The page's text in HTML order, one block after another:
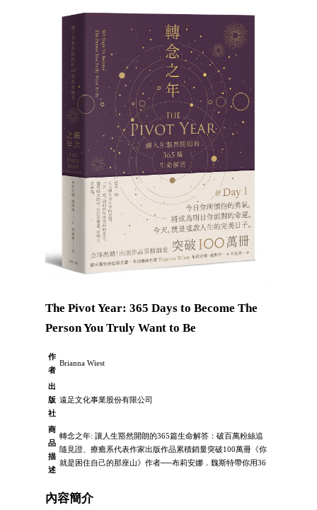
The Pivot Year: 365 Days to Become The
Person You Truly Want to Be
作
者
Brianna Wiest
出
版
社
遠足文化事業股份有限公司
商
品
描
述
轉念之年: 讓人生豁然開朗的365篇生命解答：破百萬粉絲追
隨見證、療癒系代表作家出版作品累積銷量突破100萬冊《你
就是困住自己的那座山》作者──布莉安娜．魏斯特帶你用36
內容簡介